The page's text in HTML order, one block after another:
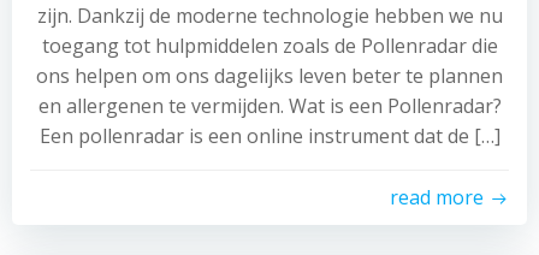
zijn. Dankzij de moderne technologie hebben we nu
toegang tot hulpmiddelen zoals de Pollenradar die
ons helpen om ons dagelijks leven beter te plannen
en allergenen te vermijden. Wat is een Pollenradar?
Een pollenradar is een online instrument dat de […]
read more